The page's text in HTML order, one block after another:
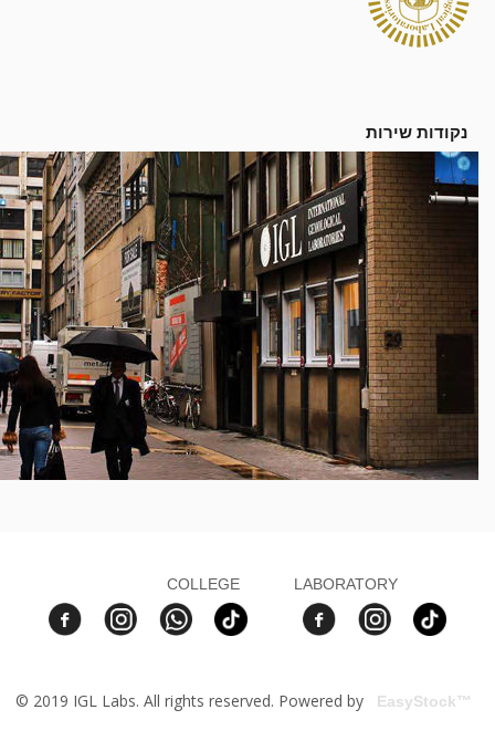
נקודות שירות
LABORATORY
COLLEGE
© 2019 IGL Labs. All rights reserved. Powered by EasyStock™